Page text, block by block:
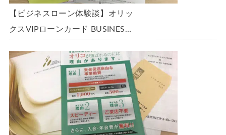
【ビジネスローン体験談】オリッ
クスVIPローンカード BUSINESS
の金利で借りられました。全手順
を丁寧に解説します。